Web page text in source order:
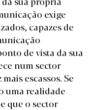
exige
capazes de
de vista da sua
num sector
escassos. Se
uma realidade
que o sector